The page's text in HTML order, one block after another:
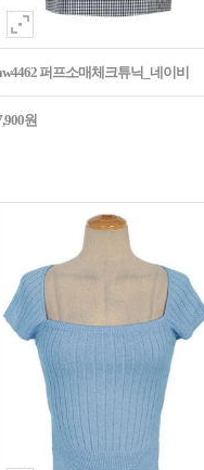
퍼프소매체크튜닉_네이비
원